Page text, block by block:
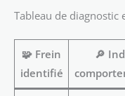
Tableau de diagnostic
🧩 Frein
identifié
🔎